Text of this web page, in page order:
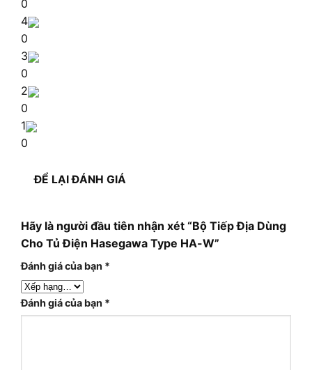
0
4
0
3
0
2
0
1
0
ĐỂ LẠI ĐÁNH GIÁ
Hãy là người đầu tiên nhận xét “Bộ Tiếp Địa Dùng
Cho Tủ Điện Hasegawa Type HA-W”
Đánh giá của bạn *
Đánh giá của bạn *